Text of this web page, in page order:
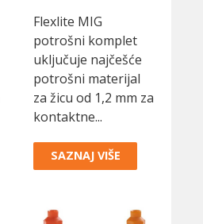
Flexlite MIG
potrošni komplet
uključuje najčešće
potrošni materijal
za žicu od 1,2 mm za
kontaktne...
SAZNAJ VIŠE